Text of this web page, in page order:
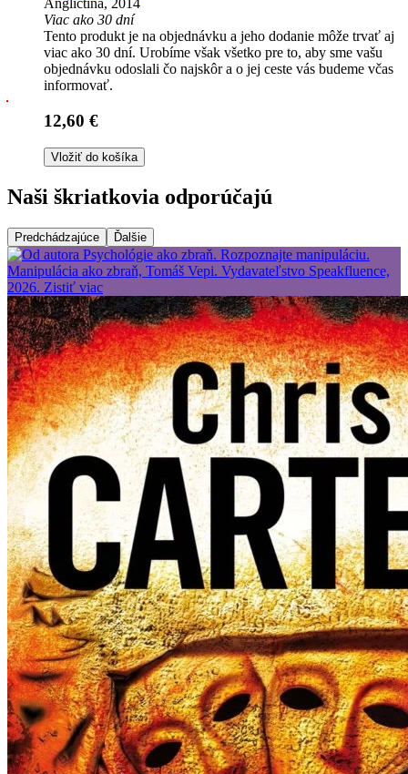
Viac ako 30 dní
Tento produkt je na objednávku a jeho dodanie môže trvať aj
viac ako 30 dní. Urobíme však všetko pre to, aby sme vašu
objednávku odoslali čo najskôr a o jej ceste vás budeme včas
informovať.
12,60 €
Vložiť do košíka
Naši škriatkovia odporúčajú
Predchádzajúce Ďalšie